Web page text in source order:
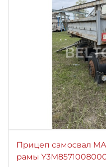
Прицеп самосвал
рамы